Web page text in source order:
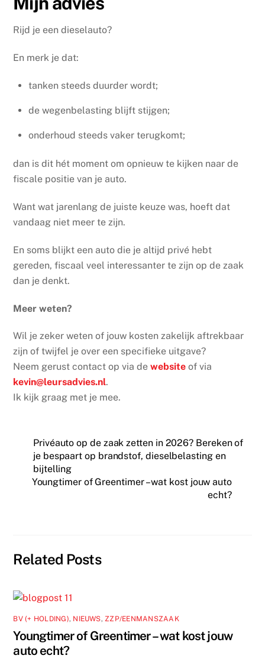
Rijd je een dieselauto?
En merk je dat:
tanken steeds duurder wordt;
de wegenbelasting blijft stijgen;
onderhoud steeds vaker terugkomt;
dan is dit hét moment om opnieuw te kijken naar de
fiscale positie van je auto.
Want wat jarenlang de juiste keuze was, hoeft dat
vandaag niet meer te zijn.
En soms blijkt een auto die je altijd privé hebt
gereden, fiscaal veel interessanter te zijn op de zaak
dan je denkt.
Meer weten?
Wil je zeker weten of jouw kosten zakelijk aftrekbaar
zijn of twijfel je over een specifieke uitgave?
Neem gerust contact op via dewebsite of via
kevin@leursadvies.nl.
Ik kijk graag met je mee.
Privéauto op de zaak zetten in 2026? Bereken of
je bespaart op brandstof, dieselbelasting en
bijtelling
Youngtimer of Greentimer – wat kost jouw auto
echt?
Related Posts
BV (+ HOLDING), NIEUWS,ZZP/EENMANSZAAK
Youngtimer of Greentimer – wat kost jouw
auto echt?